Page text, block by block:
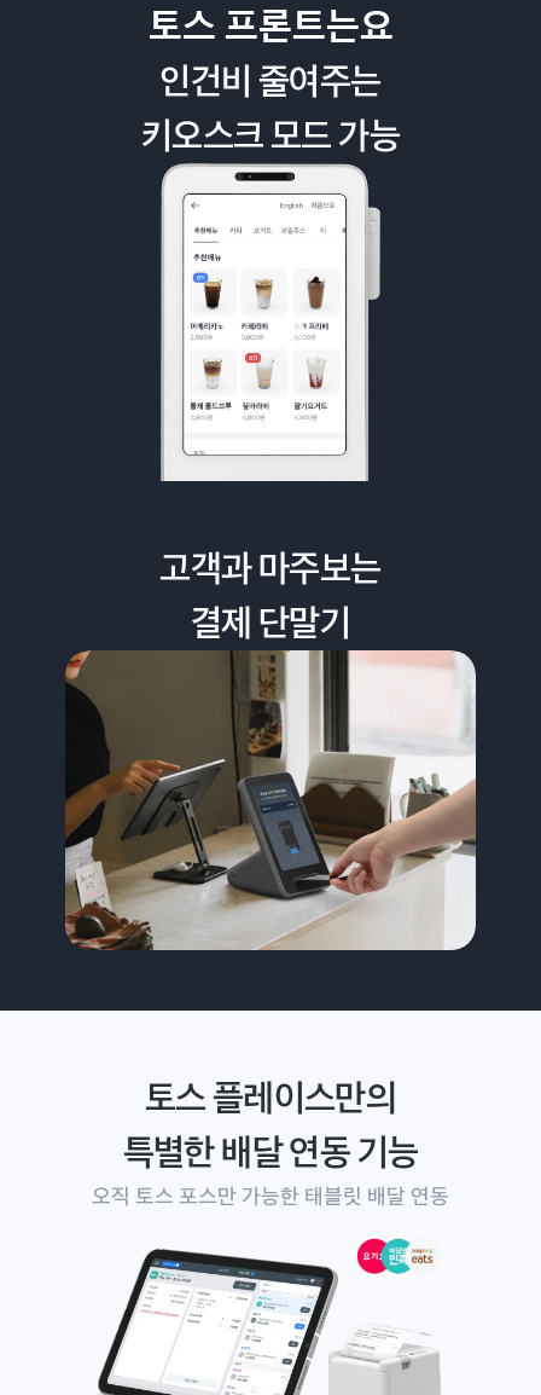
토스 프론트는요
인건비 줄여주는
키오스크 모드 가능
고객과 마주보는
결제 단말기
토스 플레이스만의
특별한 배달 연동 기능
오직 토스 포스만 가능한 태블릿 배달 연동